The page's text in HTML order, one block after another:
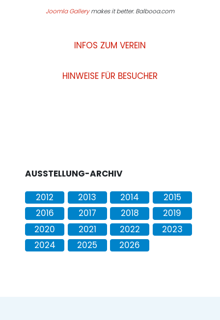
Joomla Gallerymakes it better. Balbooa.com
INFOS ZUM VEREIN
HINWEISE FÜR BESUCHER
AUSSTELLUNG-ARCHIV
2012
2013 2014
2015
2016
2017 2018
2019
2020
2021 2022
2023
2024
2025 2026